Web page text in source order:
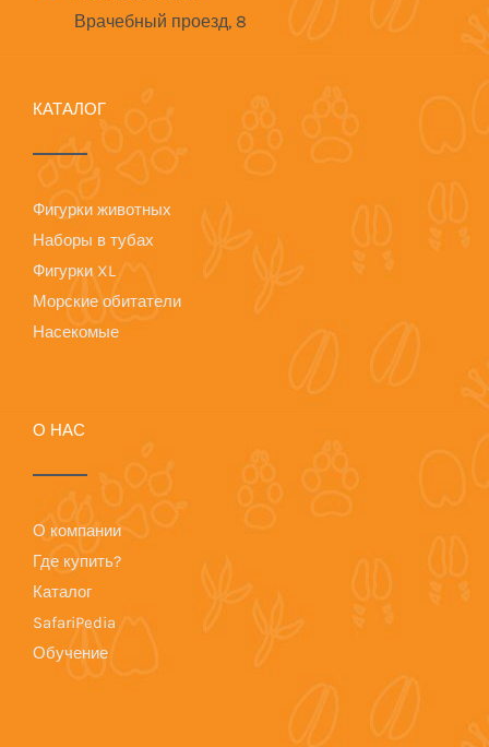
Врачебный проезд, 8
КАТАЛОГ
Фигурки животных
Наборы в тубах
Фигурки XL
Морские обитатели
Насекомые
О НАС
О компании
Где купить?
Каталог
SafariPedia
Обучение